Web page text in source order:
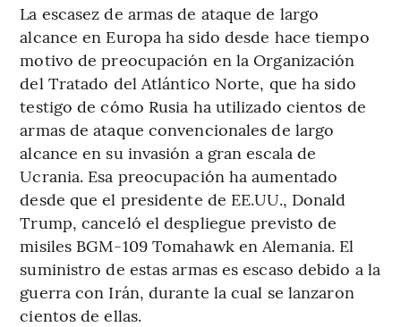
La escasez de armas de ataque de largo
alcance en Europa ha sido desde hace tiempo
motivo de preocupación en la Organización
del Tratado del Atlántico Norte, que ha sido
testigo de cómo Rusia ha utilizado cientos de
armas de ataque convencionales de largo
alcance en su invasión a gran escala de
Ucrania. Esa preocupación ha aumentado
desde que el presidente de EE.UU., Donald
Trump, canceló el despliegue previsto de
misiles BGM-109 Tomahawk en Alemania. El
suministro de estas armas es escaso debido a la
guerra con Irán, durante la cual se lanzaron
cientos de ellas.